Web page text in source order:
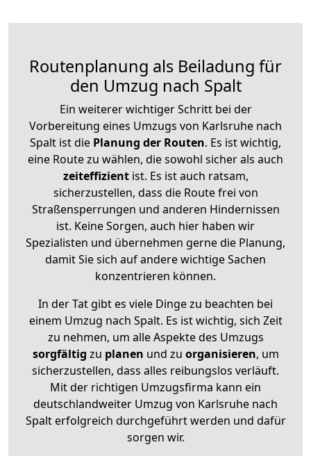
Routenplanung als Beiladung für
den Umzug nach Spalt
Ein weiterer wichtiger Schritt bei der
Vorbereitung eines Umzugs von Karlsruhe nach
Spalt ist die Planung der Routen. Es ist wichtig,
eine Route zu wählen, die sowohl sicher als auch
zeiteffizientist. Es ist auch ratsam,
sicherzustellen, dass die Route frei von
Straßensperrungen und anderen Hindernissen
ist. Keine Sorgen, auch hier haben wir
Spezialisten und übernehmen gerne die Planung,
damit Sie sich auf andere wichtige Sachen
konzentrieren können.
In der Tat gibt es viele Dinge zu beachten bei
einem Umzug nach Spalt. Es ist wichtig, sich Zeit
zu nehmen, um alle Aspekte des Umzugs
sorgfältig zu planen und zu organisieren, um
sicherzustellen, dass alles reibungslos verläuft.
Mit der richtigen Umzugsfirma kann ein
deutschlandweiter Umzug von Karlsruhe nach
Spalt erfolgreich durchgeführt werden und dafür
sorgen wir.